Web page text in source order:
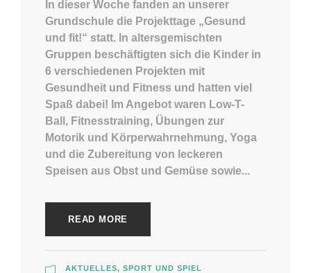
In dieser Woche fanden an unserer
Grundschule die Projekttage „Gesund
und fit!“ statt. In altersgemischten
Gruppen beschäftigten sich die Kinder in
6 verschiedenen Projekten mit
Gesundheit und Fitness und hatten viel
Spaß dabei! Im Angebot waren Low-T-
Ball, Fitnesstraining, Übungen zur
Motorik und Körperwahrnehmung, Yoga
und die Zubereitung von leckeren
Speisen aus Obst und Gemüse sowie...
READ MORE
AKTUELLES, SPORT UND SPIEL